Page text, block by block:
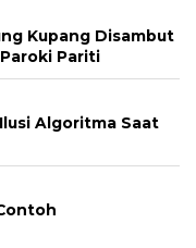
Kupang Disambut
Pariti
Algoritma Saat